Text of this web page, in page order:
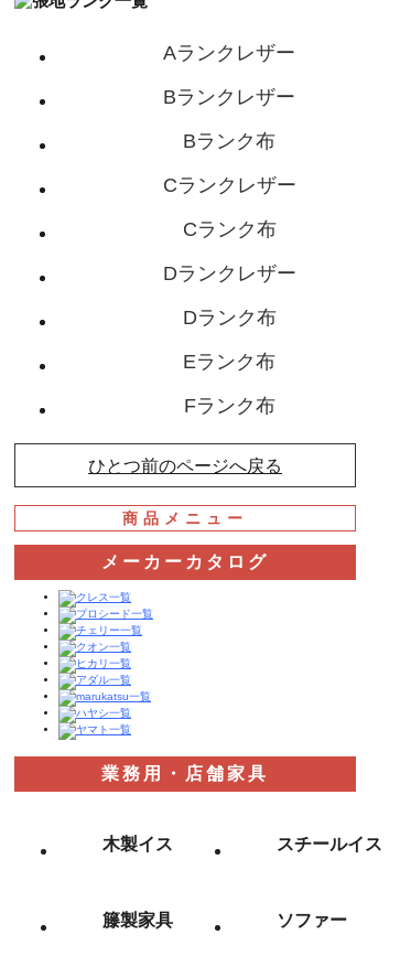
Aランクレザー
Bランクレザー
Bランク布
Cランクレザー
Cランク布
Dランクレザー
Dランク布
Eランク布
Fランク布
ひとつ前のページへ戻る
商品メニュー
メーカーカタログ
業務用・店舗家具
木製イス スチールイス
籐製家具 ソファー